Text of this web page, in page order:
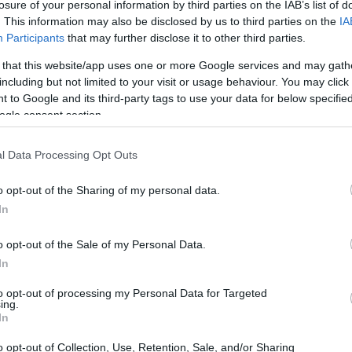
of your personal information by third parties on the IAB’s list of
This information may also be disclosed by us to third parties on the
Participants that may further disclose it to other third parties.
that this website/app uses one or more Google services and may
but not limited to your visit or usage behaviour. You may
to Google and its third-party tags to use your data for below
consent section.
Data Processing Opt Outs
opt-out of the Sharing of my personal data.
opt-out of the Sale of my Personal Data.
opt-out of processing my Personal Data for Targeted
opt-out of Collection, Use, Retention, Sale, and/or Sharing
historial crediticio o garantías. Aquí te presentamos